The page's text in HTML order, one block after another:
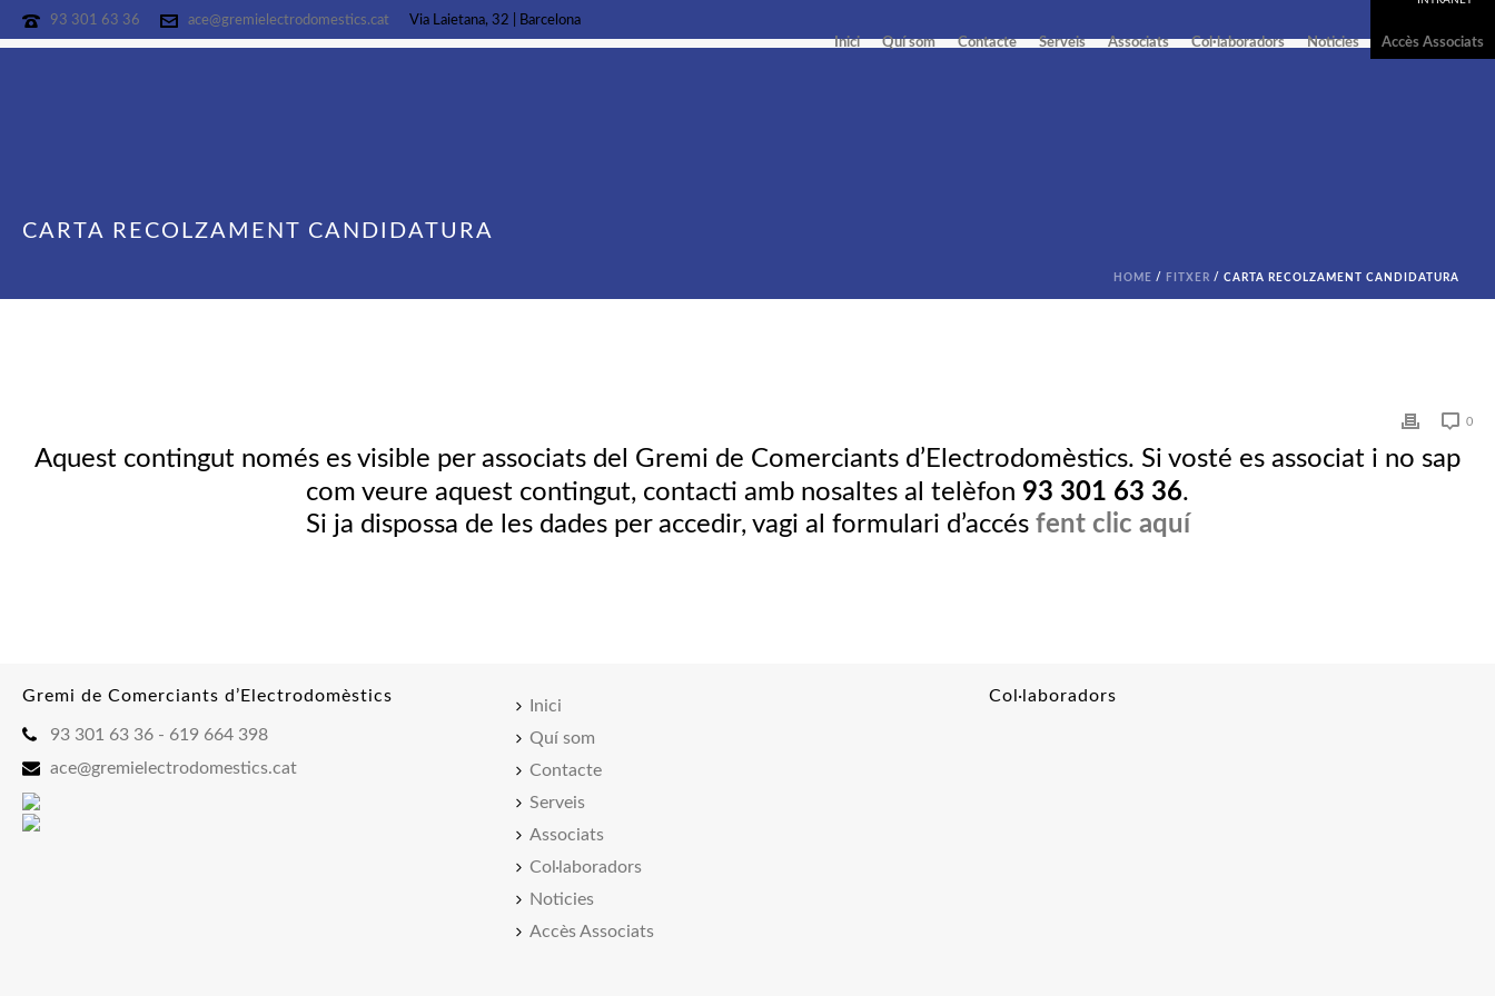
93 301 63 36 ace@gremielectrodomestics.cat
Via Laietana, 32 | Barcelona
Inici
Quí som Contacte Serveis Associats Col·laboradors Noticies Accès Associats
CARTA RECOLZAMENT CANDIDATURA
HOME / FITXER / CARTA RECOLZAMENT CANDIDATURA
0
Aquest contingut només es visible per associats del Gremi de Comerciants d’Electrodomèstics. Si vosté es associat i no sap
com veure aquest contingut, contacti amb nosaltes al telèfon 93 301 63 36.
Si ja dispossa de les dades per accedir, vagi al formulari d’accés fent clic aquí
Gremi de Comerciants d’Electrodomèstics
93 301 63 36 - 619 664 398
ace@gremielectrodomestics.cat
Inici
Quí som
Contacte
Serveis
Associats
Col·laboradors
Noticies
Accès Associats
Col·laboradors